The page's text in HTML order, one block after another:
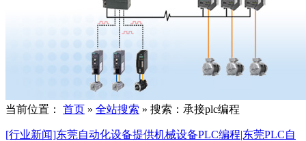
当前位置： 首页 » 全站搜索 » 搜索：承接plc编程
[行业新闻]东莞自动化设备提供机械设备PLC编程|东莞PLC自